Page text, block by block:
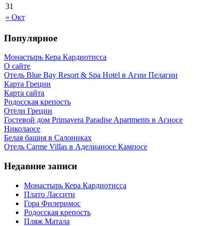
« Окт
31
Популярное
Монастырь Кера Кардиотисса
О сайте
Отель Blue Bay Resort & Spa Hotel в Агии Пелагии
Карта Греции
Карта сайта
Родосская крепость
Отели Греции
Гостевой дом Primavera Paradise Apartments в Агиосе
Николаосе
Белая башня в Салониках
Отель Carme Villas в Аделианосе Кампосе
Недавние записи
Монастырь Кера Кардиотисса
Плато Лассити
Гора Филеримос
Родосская крепость
Пляж Матала